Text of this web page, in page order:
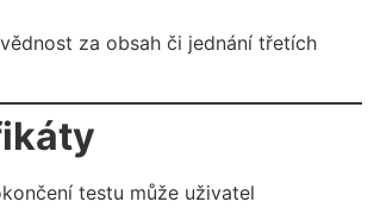
za obsah či jednání třetích
testu může uživatel